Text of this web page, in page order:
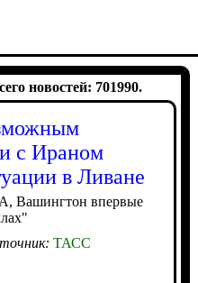
новостей: 701990.
с Ираном
в Ливане
Вашингтон впервые
ТАСС